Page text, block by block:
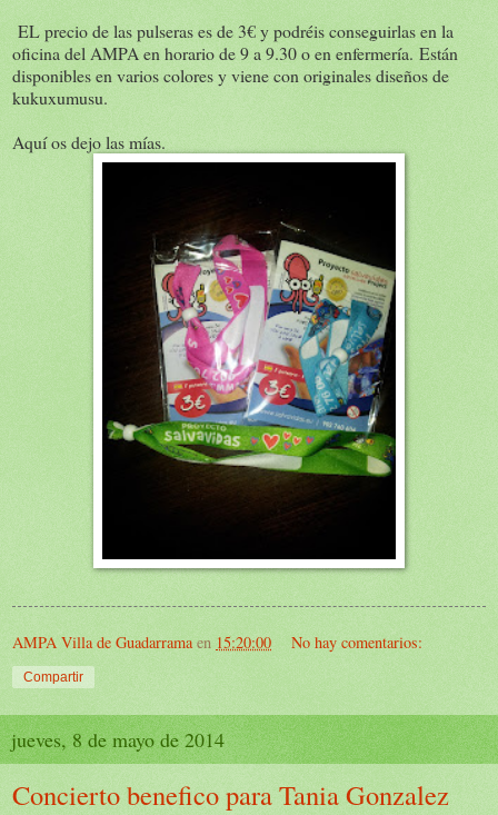
EL precio de las pulseras es de 3€ y podréis conseguirlas en la
oficina del AMPA en horario de 9 a 9.30 o en enfermería. Están
disponibles en varios colores y viene con originales diseños de
kukuxumusu.
Aquí os dejo las mías.
AMPA Villa de Guadarrama en 15:20:00 No hay comentarios:
Compartir
jueves, 8 de mayo de 2014
Concierto benefico para Tania Gonzalez